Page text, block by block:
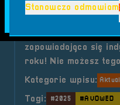
roku 🦃
Gorące wieści
zapowiadająca się
roku! Nie możesz
Kategorie wpisu:
Tagi: #2025 #AVOWED
Stanowczo odmawiam